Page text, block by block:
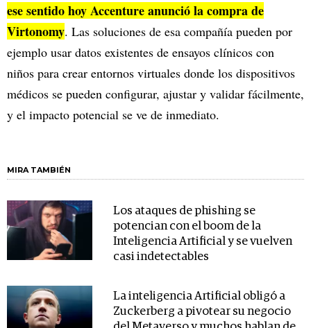
ese sentido hoy Accenture anunció la compra de
Virtonomy. Las soluciones de esa compañía pueden por
ejemplo usar datos existentes de ensayos clínicos con
niños para crear entornos virtuales donde los dispositivos
médicos se pueden configurar, ajustar y validar fácilmente,
y el impacto potencial se ve de inmediato.
MIRA TAMBIÉN
Los ataques de phishing se
potencian con el boom de la
Inteligencia Artificial y se vuelven
casi indetectables
La inteligencia Artificial obligó a
Zuckerberg a pivotear su negocio